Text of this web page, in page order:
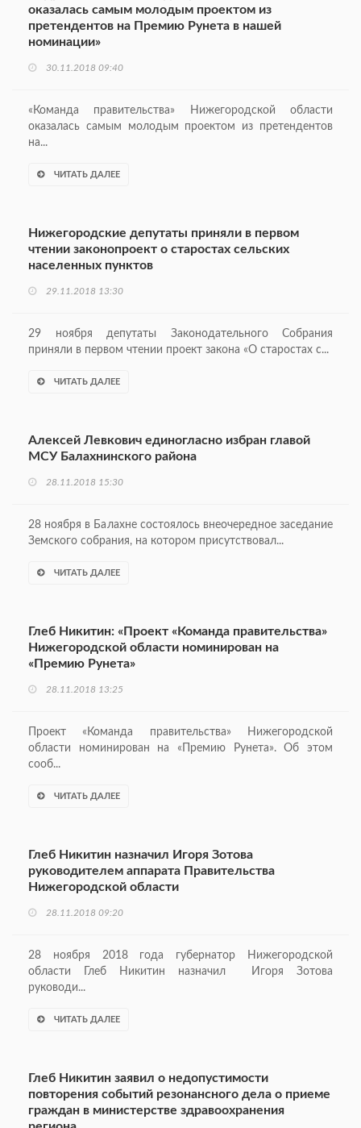
оказалась самым молодым проектом из
претендентов на Премию Рунета в нашей
номинации»
30.11.2018 09:40
«Команда правительства» Нижегородской области
оказалась самым молодым проектом из претендентов
на...
ЧИТАТЬ ДАЛЕЕ
Нижегородские депутаты приняли в первом
чтении законопроект о старостах сельских
населенных пунктов
29.11.2018 13:30
29 ноября депутаты Законодательного Собрания
приняли в первом чтении проект закона «О старостах с...
ЧИТАТЬ ДАЛЕЕ
Алексей Левкович единогласно избран главой
МСУ Балахнинского района
28.11.2018 15:30
28 ноября в Балахне состоялось внеочередное заседание
Земского собрания, на котором присутствовал...
ЧИТАТЬ ДАЛЕЕ
Глеб Никитин: «Проект «Команда правительства»
Нижегородской области номинирован на
«Премию Рунета»
28.11.2018 13:25
Проект «Команда правительства» Нижегородской
области номинирован на «Премию Рунета». Об этом
сооб...
ЧИТАТЬ ДАЛЕЕ
Глеб Никитин назначил Игоря Зотова
руководителем аппарата Правительства
Нижегородской области
28.11.2018 09:20
28 ноября 2018 года губернатор Нижегородской
области Глеб Никитин назначил Игоря Зотова
руководи...
ЧИТАТЬ ДАЛЕЕ
Глеб Никитин заявил о недопустимости
повторения событий резонансного дела о приеме
граждан в министерстве здравоохранения